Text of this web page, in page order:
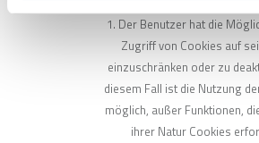
Der Benutzer hat die
Zugriff von Cookies auf
einzuschränken oder zu
diesem Fall ist die Nutzung
möglich, außer Funktionen,
ihrer Natur Cookies